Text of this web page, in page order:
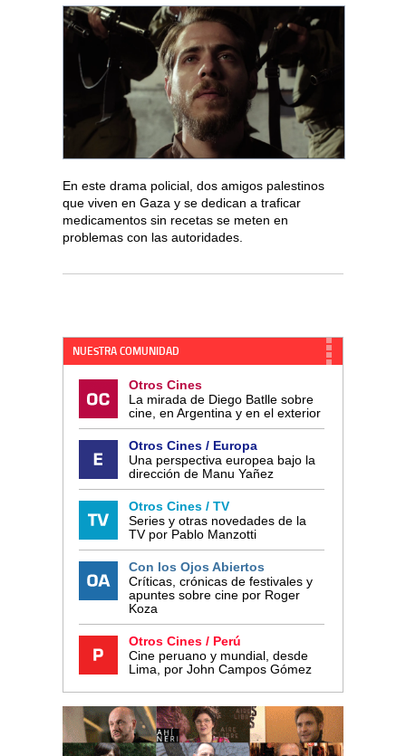
En este drama policial, dos amigos palestinos
que viven en Gaza y se dedican a traficar
medicamentos sin recetas se meten en
problemas con las autoridades.
NUESTRA COMUNIDAD
Otros Cines
La mirada de Diego Batlle sobre
cine, en Argentina y en el exterior
Otros Cines / Europa
Una perspectiva europea bajo la
dirección de Manu Yañez
Otros Cines / TV
Series y otras novedades de la
TV por Pablo Manzotti
Con los Ojos Abiertos
Críticas, crónicas de festivales y
apuntes sobre cine por Roger
Koza
Otros Cines / Perú
Cine peruano y mundial, desde
Lima, por John Campos Gómez